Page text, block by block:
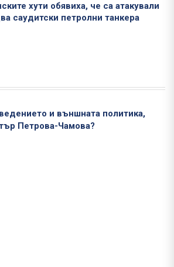
хути обявиха, че са атакували
саудитски петролни танкера
и външната политика,
Петрова-Чамова?